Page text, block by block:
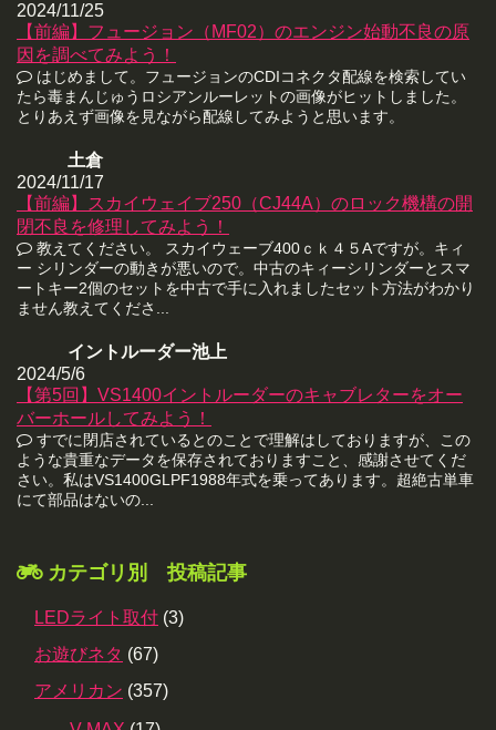
2024/11/25
【前編】フュージョン（MF02）のエンジン始動不良の原
因を調べてみよう！
はじめまして。フュージョンのCDIコネクタ配線を検索してい
たら毒まんじゅうロシアンルーレットの画像がヒットしました。
とりあえず画像を見ながら配線してみようと思います。
土倉
2024/11/17
【前編】スカイウェイブ250（CJ44A）のロック機構の開
閉不良を修理してみよう！
教えてください。 スカイウェーブ400ｃｋ４５Aですが。キィ
ー シリンダーの動きが悪いので。中古のキィーシリンダーとスマ
ートキー2個のセットを中古で手に入れましたセット方法がわかり
ません教えてくださ...
イントルーダー池上
2024/5/6
【第5回】VS1400イントルーダーのキャブレターをオー
バーホールしてみよう！
すでに閉店されているとのことで理解はしておりますが、この
ような貴重なデータを保存されておりますこと、感謝させてくだ
さい。私はVS1400GLPF1988年式を乗ってあります。超絶古単車
にて部品はないの...
カテゴリ別 投稿記事
LEDライト取付 (3)
お遊びネタ (67)
アメリカン (357)